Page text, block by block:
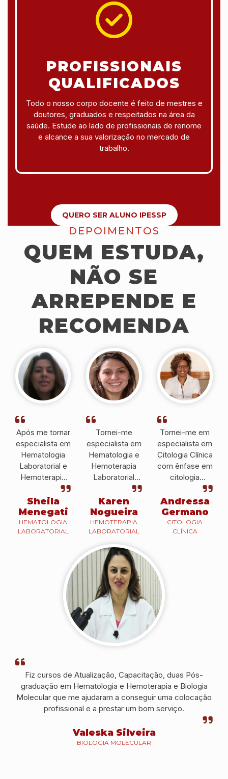
PROFISSIONAIS
QUALIFICADOS
Todo o nosso corpo docente é feito de mestres e
doutores, graduados e respeitados na área da
saúde. Estude ao lado de profissionais de renome
e alcance a sua valorização no mercado de
trabalho.
QUERO SER ALUNO IPESSP
DEPOIMENTOS
QUEM ESTUDA,
NÃO SE
ARREPENDE E
RECOMENDA
Após me tornar
especialista em
Hematologia
Laboratorial e
Hemoterapia
pelo IPESSP fui
convidada a ser
docente no
CEUNSP, em
Itu.
Sheila
Menegati
HEMATOLOGIA
LABORATORIAL
Tornei-me
especialista em
Hematologia e
Hemoterapia
Laboratorial
pelo IPESSP e
atualmente, sou
docente do
IPESSP e
também em
outras
instituições.
Karen
Nogueira
HEMOTERAPIA
LABORATORIAL
Tornei-me em
especialista em
Citologia Clínica
com ênfase em
citologia
cérvico-vaginal
pelo IPESSP e
atualmente é
Histotécnica no
Hospital
Andressa
Germano
CITOLOGIA
CLÍNICA
Fiz cursos de Atualização, Capacitação, duas Pós-
graduação em Hematologia e Hemoterapia e Biologia
Molecular que me ajudaram a conseguir uma colocação
profissional e a prestar um bom serviço.
Valeska Silveira
BIOLOGIA MOLECULAR